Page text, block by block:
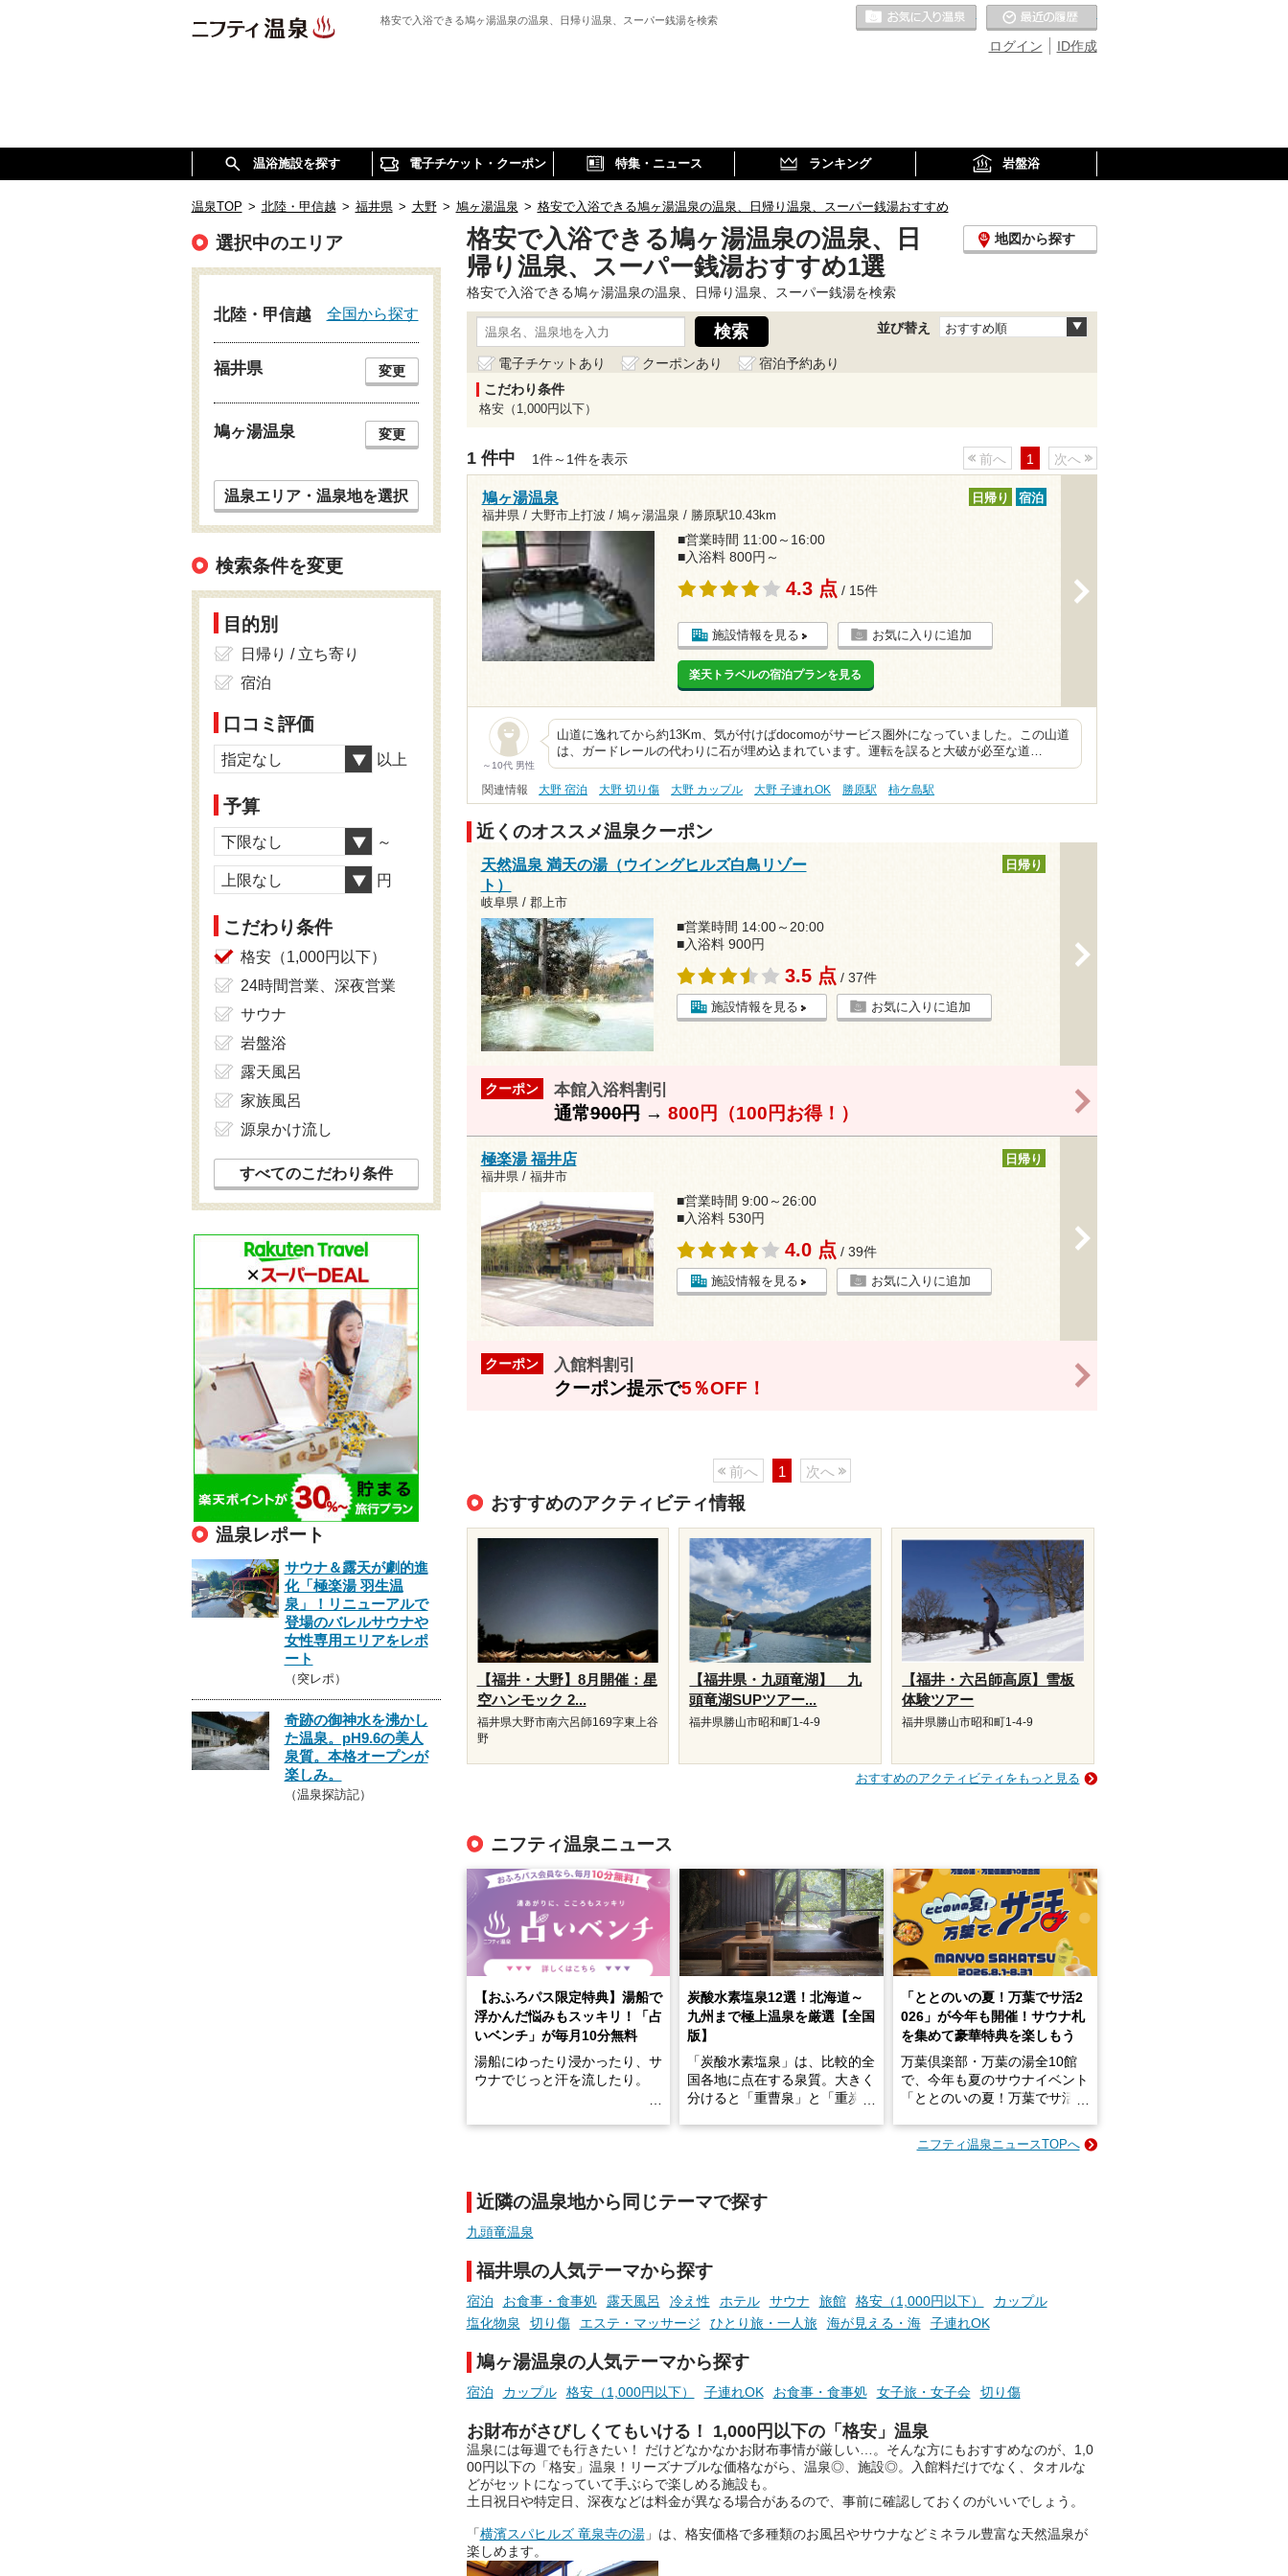
格安で入浴できる鳩ヶ湯温泉の温泉、日帰り温泉、スーパー銭湯を検索
ID作成
ログイン
お気に入りの温泉
温浴施設を探す 電子チケット・クーポン 特集・ニュース ランキング 岩盤浴
温泉TOP > 北陸・甲信越 > 福井県 > 大野 > 鳩ヶ湯温泉 > 格安で入浴できる鳩ヶ湯温泉の温泉、日帰り温泉、スーパー銭湯おすすめ
格安で入浴できる鳩ヶ湯温泉の温泉、日
帰り温泉、スーパー銭湯おすすめ1選
地図から探す
格安で入浴できる鳩ヶ湯温泉の温泉、日帰り温泉、スーパー銭湯を検索
並び替え おすすめ順
電子チケットあり クーポンあり
宿泊予約あり
こだわり条件
格安（1,000円以下）
1 件中 1件～1件を表示 前へ 1 次へ
鳩ヶ湯温泉
福井県 / 大野市上打波 / 鳩ヶ湯温泉 / 勝原駅10.43km
日帰り 宿泊
■営業時間 11:00～16:00
■入浴料 800円～
4.3 点 / 15件
施設情報を見る お気に入りに追加
楽天トラベルの宿泊プランを見る
～10代 男性
山道に逸れてから約13Km、気が付けばdocomoがサービス圏外になっていました。この山道
は、ガードレールの代わりに石が埋め込まれています。運転を誤ると大破が必至な道…
関連情報 大野 宿泊 大野 切り傷 大野 カップル 大野 子連れOK 勝原駅 柿ケ島駅
近くのオススメ温泉クーポン
天然温泉 満天の湯（ウイングヒルズ白鳥リゾー
ト）
岐阜県 / 郡上市
日帰り
■営業時間 14:00～20:00
■入浴料 900円
3.5 点 / 37件
施設情報を見る お気に入りに追加
クーポン 本館入浴料割引
通常900円→ 800円（100円お得！）
極楽湯 福井店
福井県 / 福井市
日帰り
■営業時間 9:00～26:00
■入浴料 530円
4.0 点 / 39件
施設情報を見る お気に入りに追加
クーポン 入館料割引
クーポン提示で5％OFF！
>
前へ 1 次へ
おすすめのアクティビティ情報
【福井・大野】8月開催：星
空ハンモック 2...
福井県大野市南六呂師169字東上谷
野
【福井県・九頭竜湖】 九
頭竜湖SUPツアー...
福井県勝山市昭和町1-4-9
【福井・六呂師高原】雪板
体験ツアー
福井県勝山市昭和町1-4-9
おすすめのアクティビティをもっと見る
ニフティ温泉ニュース
【おふろパス限定特典】湯船で
浮かんだ悩みもスッキリ！「占
いベンチ」が毎月10分無料
湯船にゆったり浸かったり、サ
ウナでじっと汗を流したり。
た「これからのこと」や「ちょ
っとした悩み」が、頭に浮かん
でくることはありませんか？
お風呂でリラックスしているか
らこそ向き合える、大切な自分
の本音。
そんな心のつぶやきを、湯あが
りの温まった心のまま相談でき
ニフティ温泉の「占いベンチ」
は、そんなあなたの心のつぶや
とができるサービスです。
炭酸水素塩泉12選！北海道～
九州まで極上温泉を厳選【全国
版】
「炭酸水素塩泉」は、比較的全
国各地に点在する泉質。大きく
分けると「重曹泉」と「重炭酸
す。
ら、日本各地にある炭酸水素塩
泉を12施設セレクト。すべて
日帰り入浴可能で、源泉かけ流
しと泉質の良さにこだわりつ
つ、万人におすすめしたい施設
を厳選しました。
「ととのいの夏！万葉でサ活2
026」が今年も開催！サウナ札
を集めて豪華特典を楽しもう
万葉倶楽部・万葉の湯全10館
で、今年も夏のサウナイベント
「ととのいの夏！万葉でサ活2
2026年8月1日（土）～8月31
さらに、各館ではアロマロウリ
ュやアウフグースなど、サウナ
好きにはたまらない多彩なイベ
提供元：万葉倶楽部株式会社
【PR】
この記事は万葉倶楽部株式会社
ニフティ温泉ニュースTOPへ
近隣の温泉地から同じテーマで探す
九頭竜温泉
福井県の人気テーマから探す
宿泊 お食事・食事処 露天風呂 冷え性 ホテル サウナ 旅館 格安（1,000円以下）
カップル
塩化物泉
切り傷 エステ・マッサージ ひとり旅・一人旅 海が見える・海 子連れOK
鳩ヶ湯温泉の人気テーマから探す
宿泊 カップル 格安（1,000円以下） 子連れOK お食事・食事処 女子旅・女子会 切り傷
お財布がさびしくてもいける！ 1,000円以下の「格安」温泉
温泉には毎週でも行きたい！ だけどなかなかお財布事情が厳しい…。そんな方にもおすすめなのが、1,0
00円以下の「格安」温泉！リーズナブルな価格ながら、温泉◎、施設◎。入館料だけでなく、タオルな
どがセットになっていて手ぶらで楽しめる施設も。
土日祝日や特定日、深夜などは料金が異なる場合があるので、事前に確認しておくのがいいでしょう。
「横濱スパヒルズ 竜泉寺の湯」は、格安価格で多種類のお風呂やサウナなどミネラル豊富な天然温泉が
楽しめます。
選択中のエリア
北陸・甲信越 全国から探す
福井県 変更
鳩ヶ湯温泉 変更
温泉エリア・温泉地を選択
検索条件を変更
目的別
日帰り / 立ち寄り
宿泊
口コミ評価
指定なし 以上
予算
下限なし ～
上限なし 円
こだわり条件
格安（1,000円以下）
24時間営業、深夜営業
サウナ
岩盤浴
露天風呂
家族風呂
源泉かけ流し
すべてのこだわり条件
温泉レポート
サウナ＆露天が劇的進
化「極楽湯 羽生温
泉」！リニューアルで
登場のバレルサウナや
女性専用エリアをレポ
ート
（突レポ）
奇跡の御神水を沸かし
た温泉。pH9.6の美人
泉質。本格オープンが
楽しみ。
（温泉探訪記）